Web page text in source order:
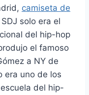
camiseta de
solo era el
del hip-hop
el famoso
a NY de
era uno de los
del hip-